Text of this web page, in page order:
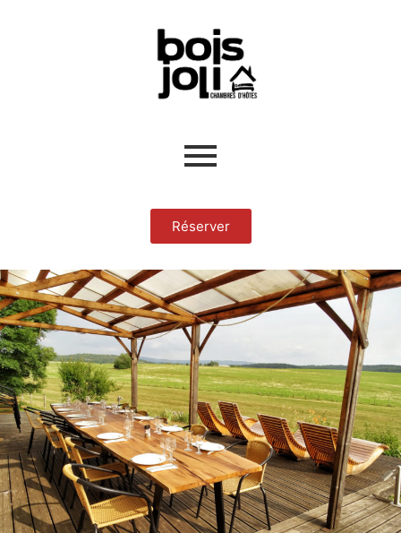
Réserver